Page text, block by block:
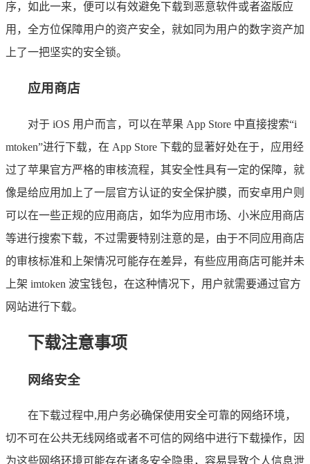
序，如此一来，便可以有效避免下载到恶意软件或者盗版应
用，全方位保障用户的资产安全，就如同为用户的数字资产加
上了一把坚实的安全锁。
应用商店
对于 iOS 用户而言，可以在苹果 App Store 中直接搜索“i
mtoken”进行下载，在 App Store 下载的显著好处在于，应用经
过了苹果官方严格的审核流程，其安全性具有一定的保障，就
像是给应用加上了一层官方认证的安全保护膜，而安卓用户则
可以在一些正规的应用商店，如华为应用市场、小米应用商店
等进行搜索下载，不过需要特别注意的是，由于不同应用商店
的审核标准和上架情况可能存在差异，有些应用商店可能并未
上架 imtoken 波宝钱包，在这种情况下，用户就需要通过官方
网站进行下载。
下载注意事项
网络安全
在下载过程中,用户务必确保使用安全可靠的网络环境，
切不可在公共无线网络或者不可信的网络中进行下载操作，因
为这些网络环境可能存在诸多安全隐患，容易导致个人信息泄